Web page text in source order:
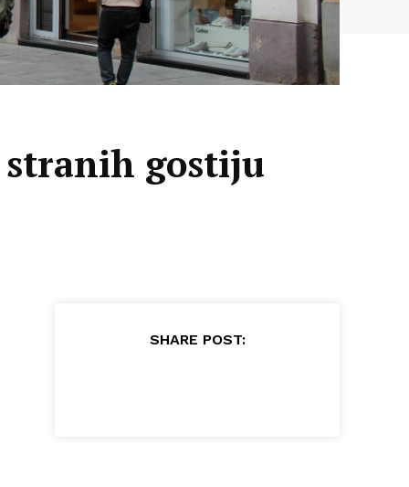
stranih gostiju
SHARE POST: